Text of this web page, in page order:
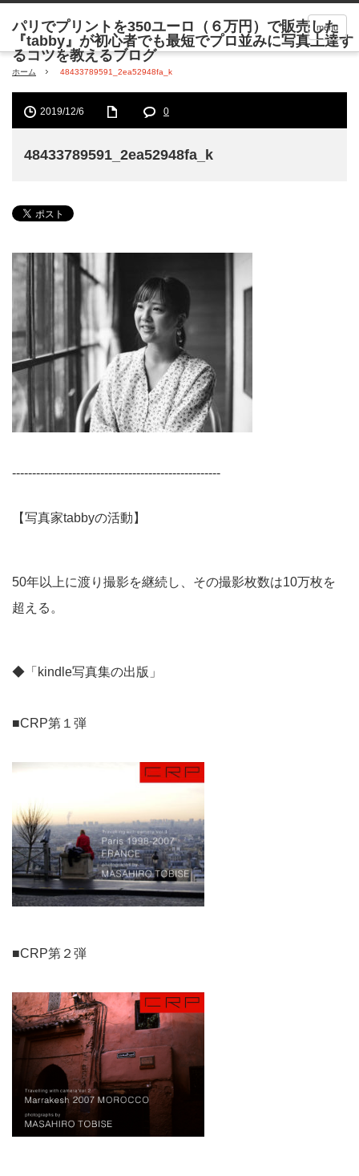
menu
ホーム 48433789591_2ea52948fa_k
2019/12/6 0
48433789591_2ea52948fa_k
----------------------------------------------------
【写真家tabbyの活動】
50年以上に渡り撮影を継続し、その撮影枚数は10万枚を
超える。
◆「kindle写真集の出版」
■CRP第１弾
■CRP第２弾